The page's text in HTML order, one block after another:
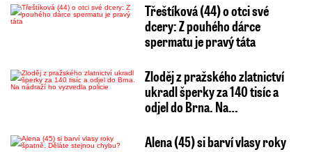
Třeštíková (44) o otci své
dcery: Z pouhého dárce
spermatu je pravý táta
Zloděj z pražského zlatnictví
ukradl šperky za 140 tisíc a
odjel do Brna. Na…
Alena (45) si barví vlasy roky